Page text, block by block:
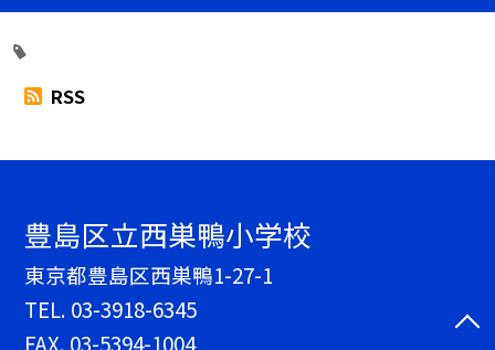
RSS
豊島区立西巣鴨小学校
東京都豊島区西巣鴨1-27-1
TEL. 03-3918-6345
FAX. 03-5394-1004